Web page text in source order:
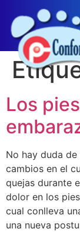
Los
No hay duda
cambios en el
quejas durante
dolor en los
cual conlleva
una nueva